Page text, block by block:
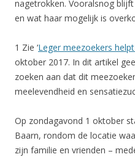
nagetrokken. Vooralsnog
en wat haar mogelijk is
1 Zie ‘Leger meezoekers
oktober 2017. In dit artikel
zoeken aan dat dit
meelevendheid en
Op zondagavond 1 oktober
Baarn, rondom de locatie
zijn familie en vrienden –